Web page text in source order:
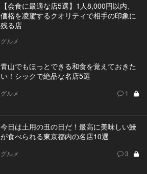
【会食に最適な店5選】1人8,000円以内、
価格を凌駕するクオリティで相手の印象に
残る店
グルメ
青山でもほっとできる和食を覚えておきた
い！シックで絶品な名店5選
グルメ 1
今日は土用の丑の日だ！最高に美味しい鰻
が食べられる東京都内の名店10選
グルメ 3